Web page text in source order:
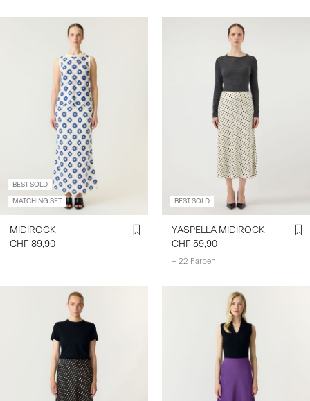
BEST SOLD
MATCHING SET
MIDIROCK
CHF 89,90
BEST SOLD
YASPELLA MIDIROCK
CHF 59,90
+ 22 Farben